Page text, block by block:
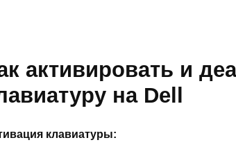
активировать и
на Dell
клавиатуры: